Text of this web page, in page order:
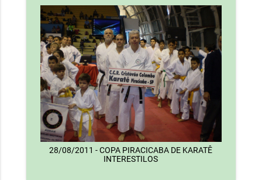
28/08/2011 - COPA PIRACICABA DE KARATÊ
INTERESTILOS